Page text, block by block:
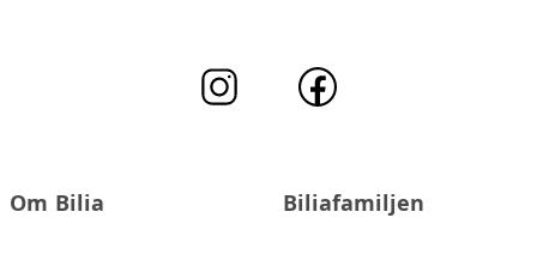
Om Bilia Biliafamiljen